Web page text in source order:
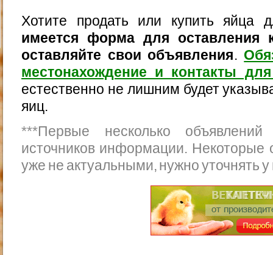
Хотите продать или купить яйца
имеется форма для оставления
оставляйте свои объявления.
местонахождение и контакты
естественно не лишним будет
яиц.
***Первые несколько
источников информации. Некоторые
уже не актуальными, нужно уточнять